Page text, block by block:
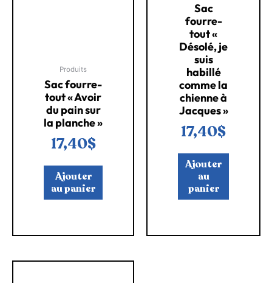
Produits
Sac fourre-
tout « Avoir
du pain sur
la planche »
17,40$
Ajouter
au panier
Sac
fourre-
tout «
Désolé, je
suis
habillé
comme la
chienne à
Jacques »
17,40$
Ajouter
au
panier